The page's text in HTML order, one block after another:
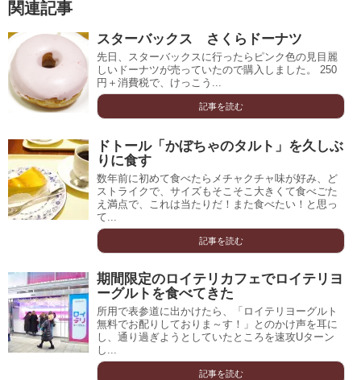
関連記事
スターバックス さくらドーナツ
先日、スターバックスに行ったらピンク色の見目麗
しいドーナツが売っていたので購入しました。 250
円＋消費税で、けっこう...
記事を読む
ドトール「かぼちゃのタルト」を久しぶ
りに食す
数年前に初めて食べたらメチャクチャ味が好み、ど
ストライクで、サイズもそこそこ大きくて食べごた
え満点で、これは当たりだ！また食べたい！と思っ
て...
記事を読む
期間限定のロイテリカフェでロイテリヨ
ーグルトを食べてきた
所用で表参道に出かけたら、「ロイテリヨーグルト
無料でお配りしておりま～す！」とのかけ声を耳に
し、通り過ぎようとしていたところを速攻Uターン
し...
記事を読む